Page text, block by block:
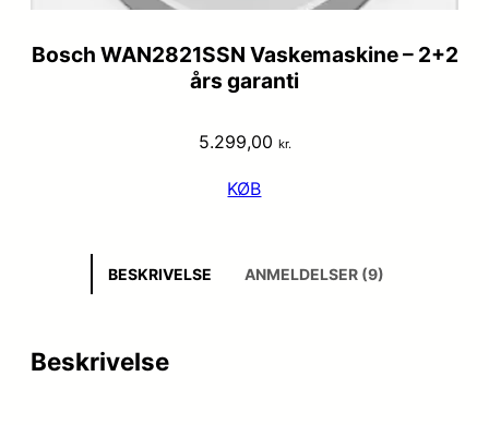
Bosch WAN2821SSN Vaskemaskine – 2+2
års garanti
5.299,00 kr.
KØB
BESKRIVELSE ANMELDELSER (9)
Beskrivelse